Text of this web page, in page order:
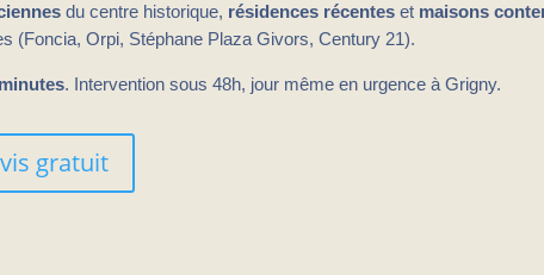
du centre historique, résidences récentes et maisons
(Foncia, Orpi, Stéphane Plaza Givors, Century 21).
. Intervention sous 48h, jour même en urgence à Grigny.
gratuit